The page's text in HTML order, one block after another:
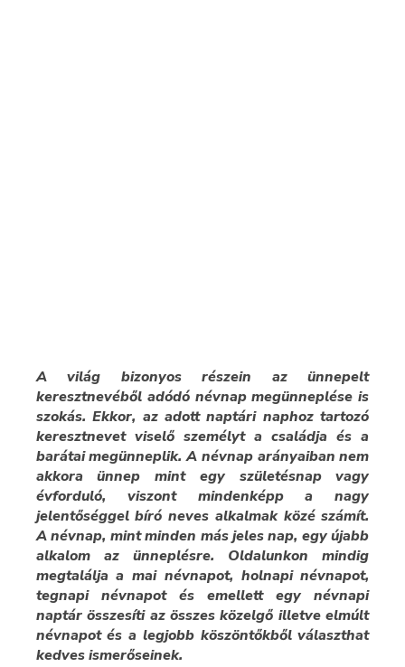
A világ bizonyos részein az ünnepelt
keresztnevéből adódó névnap megünneplése is
szokás. Ekkor, az adott naptári naphoz tartozó
keresztnevet viselő személyt a családja és a
barátai megünneplik. A névnap arányaiban nem
akkora ünnep mint egy születésnap vagy
évforduló, viszont mindenképp a nagy
jelentőséggel bíró neves alkalmak közé számít.
A névnap, mint minden más jeles nap, egy újabb
alkalom az ünneplésre. Oldalunkon mindig
megtalálja a mai névnapot, holnapi névnapot,
tegnapi névnapot és emellett egy névnapi
naptár összesíti az összes közelgő illetve elmúlt
névnapot és a legjobb köszöntőkből választhat
kedves ismerőseinek.